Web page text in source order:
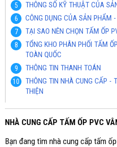
THÔNG SỐ KỸ THUẬT CỦA
CÔNG DỤNG CỦA SẢN PHẨM
TẠI SAO NÊN CHỌN TẤM ỐP
TỔNG KHO PHÂN PHỐI TẤM
TOÀN QUỐC
THÔNG TIN THANH TOÁN
THÔNG TIN NHÀ CUNG CẤP -
THIỆN
NHÀ CUNG CẤP TẤM ỐP PVC
Bạn đang tìm nhà cung cấp tấm